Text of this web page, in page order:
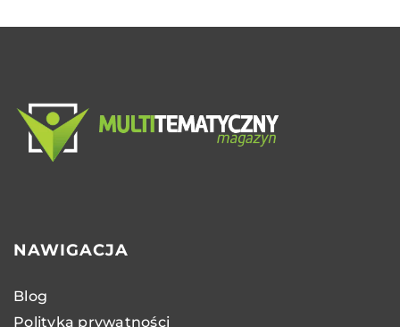
NAWIGACJA
Blog
Polityka prywatności